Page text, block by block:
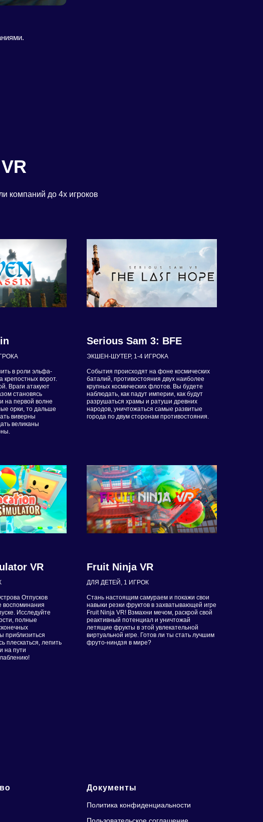
компаний до 4х игроков
в роли эльфа-
крепостных ворот.
Враги атакуют
становясь
на первой волне
орки, то дальше
виверны
великаны
Serious Sam 3: BFE
ЭКШЕН-ШУТЕР, 1-4 ИГРОКА
События происходят на фоне космических
баталий, противостояния двух наиболее
крупных космических флотов. Вы будете
наблюдать, как падут империи, как будут
разрушаться храмы и ратуши древних
народов, уничтожаться самые развитые
города по двум сторонам противостояния.
VR
Отпусков
воспоминания
Исследуйте
полные
приблизиться
плескаться, лепить
на пути
Fruit Ninja VR
ДЛЯ ДЕТЕЙ, 1 ИГРОК
Стань настоящим самураем и покажи свои
навыки резки фруктов в захватывающей игре
Fruit Ninja VR! Взмахни мечом, раскрой свой
реактивный потенциал и уничтожай
летящие фрукты в этой увлекательной
виртуальной игре. Готов ли ты стать лучшим
фруто-ниндзя в мире?
Документы
Политика конфиденциальности